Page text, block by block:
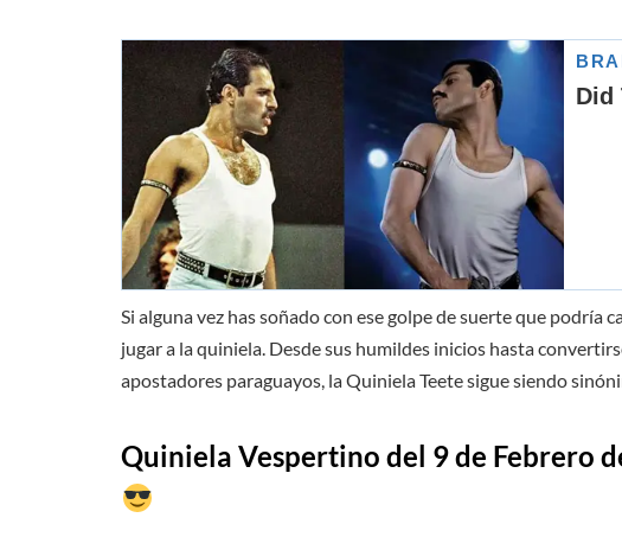
Si alguna vez has soñado con ese golpe de suerte que podría
jugar a la quiniela. Desde sus humildes inicios hasta
apostadores paraguayos, la Quiniela Teete sigue siendo
Quiniela Vespertino del 9 de Febrero